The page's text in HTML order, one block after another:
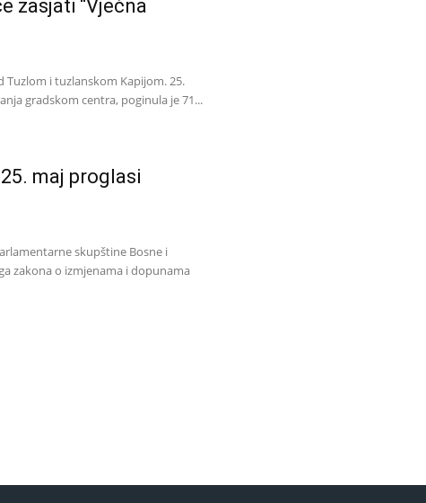
zasjati “Vječna
Tuzlom i tuzlanskom Kapijom. 25.
gradskom centra, poginula je 71...
maj proglasi
skupštine Bosne i
zakona o izmjenama i dopunama